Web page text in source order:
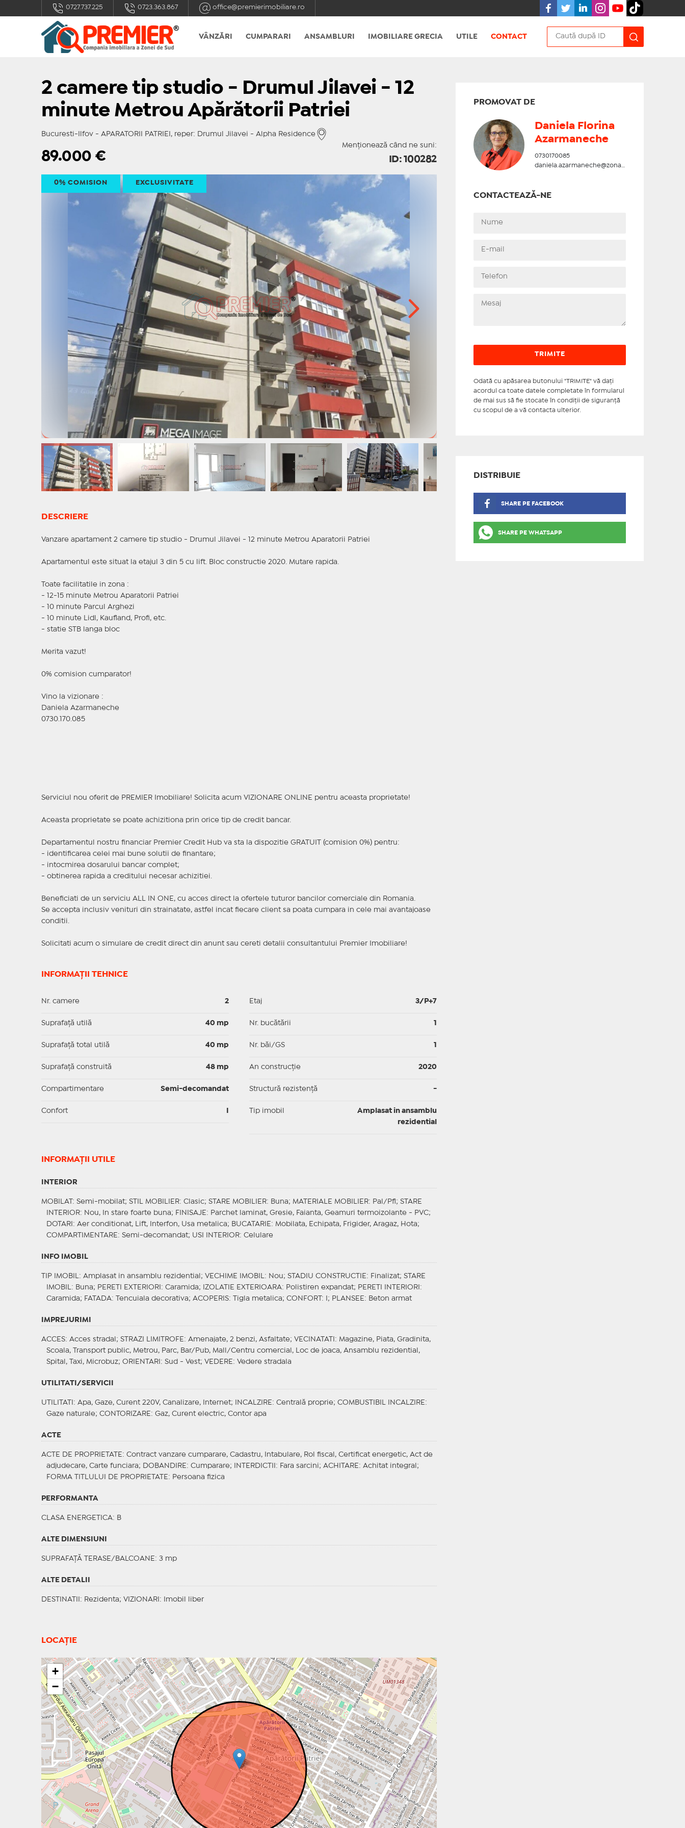
0727.737.225 0723.363.867 office@premierimobiliare.ro
VÂNZĂRI CUMPARARI ANSAMBLURI IMOBILIARE GRECIA UTILE CONTACT
2 camere tip studio - Drumul Jilavei - 12
minute Metrou Apărătorii Patriei
Bucuresti-Ilfov - APARATORII PATRIEI, reper: Drumul Jilavei - Alpha Residence
Menționează când ne suni:
89.000€ ID: 100282
0% COMISION EXCLUSIVITATE
DESCRIERE
Vanzare apartament 2 camere tip studio - Drumul Jilavei - 12 minute Metrou Aparatorii Patriei
Apartamentul este situat la etajul 3 din 5 cu lift. Bloc constructie 2020. Mutare rapida.
Toate facilitatile in zona :
- 12-15 minute Metrou Aparatorii Patriei
- 10 minute Parcul Arghezi
- 10 minute Lidl, Kaufland, Profi, etc.
- statie STB langa bloc
Merita vazut!
0% comision cumparator!
Vino la vizionare :
Daniela Azarmaneche
0730.170.085
Serviciul nou oferit de PREMIER Imobiliare! Solicita acum VIZIONARE ONLINE pentru aceasta proprietate!
Aceasta proprietate se poate achizitiona prin orice tip de credit bancar.
Departamentul nostru financiar Premier Credit Hub va sta la dispozitie GRATUIT (comision 0%) pentru:
- identificarea celei mai bune solutii de finantare;
- intocmirea dosarului bancar complet;
- obtinerea rapida a creditului necesar achizitiei.
Beneficiati de un serviciu ALL IN ONE, cu acces direct la ofertele tuturor bancilor comerciale din Romania.
Se accepta inclusiv venituri din strainatate, astfel incat fiecare client sa poata cumpara in cele mai avantajoase
conditii.
Solicitati acum o simulare de credit direct din anunt sau cereti detalii consultantului Premier Imobiliare!
INFORMAȚII TEHNICE
Nr. camere 2
Suprafaţă utilă 40 mp
Suprafaţă total utilă 40 mp
Suprafaţă construită 48 mp
Compartimentare Semi-decomandat
Confort
Etaj 3/P+7
Nr. bucătării
Nr. băi/GS
An construcție 2020
Structură rezistență -
Tip imobil
Amplasat in ansamblu
rezidential
INFORMAŢII UTILE
INTERIOR
MOBILAT : Semi-mobilat; STIL MOBILIER: Clasic; STARE MOBILIER: Buna; MATERIALE MOBILIER: Pal/Pfl; STARE
INTERIOR: Nou, In stare foarte buna; FINISAJE : Parchet laminat, Gresie, Faianta, Geamuri termoizolante - PVC;
DOTARI : Aer conditionat, Lift, Interfon, Usa metalica; BUCATARIE : Mobilata, Echipata, Frigider, Aragaz, Hota;
COMPARTIMENTARE : Semi-decomandat; USI INTERIOR: Celulare
INFO IMOBIL
TIP IMOBIL : Amplasat in ansamblu rezidential; VECHIME IMOBIL : Nou; STADIU CONSTRUCTIE : Finalizat; STARE
IMOBIL
: Buna; PERETI EXTERIORI : Caramida; IZOLATIE EXTERIOARA: Polistiren expandat; PERETI INTERIORI :
Caramida; FATADA: Tencuiala decorativa; ACOPERIS: Tigla metalica; CONFORT : I; PLANSEE : Beton armat
IMPREJURIMI
ACCES: Acces stradal; STRAZI LIMITROFE : Amenajate, 2 benzi, Asfaltate; VECINATATI
: Magazine, Piata, Gradinita,
Scoala, Transport public, Metrou, Parc, Bar/Pub, Mall/Centru comercial, Loc de joaca, Ansamblu rezidential,
Spital, Taxi, Microbuz; ORIENTARI : Sud - Vest; VEDERE : Vedere stradala
UTILITATI/SERVICII
UTILITATI : Apa, Gaze, Curent 220V, Canalizare, Internet; INCALZIRE : Centrală proprie; COMBUSTIBIL INCALZIRE :
Gaze naturale; CONTORIZARE : Gaz, Curent electric, Contor apa
ACTE
ACTE DE PROPRIETATE : Contract vanzare cumparare, Cadastru, Intabulare, Rol fiscal, Certificat energetic, Act de
adjudecare, Carte funciara;
DOBANDIRE : Cumparare; INTERDICTII : Fara sarcini; ACHITARE : Achitat integral;
FORMA TITLULUI DE PROPRIETATE : Persoana fizica
PERFORMANTA
CLASA ENERGETICA: B
ALTE DIMENSIUNI
SUPRAFAȚĂ TERASE/BALCOANE: 3 mp
ALTE DETALII
DESTINATII : Rezidenta; VIZIONARI : Imobil liber
LOCAȚIE
+
−
PROMOVAT DE
Daniela Florina
Azarmaneche
0730170085
CONTACTEAZĂ-NE
Odată cu apăsarea butonului "TRIMITE" vă daţi
acordul ca toate datele completate în formularul
de mai sus să fie stocate în condiţii de siguranţă
cu scopul de a vă contacta ulterior.
DISTRIBUIE
SHARE PE FACEBOOK
SHARE PE WHATSAPP